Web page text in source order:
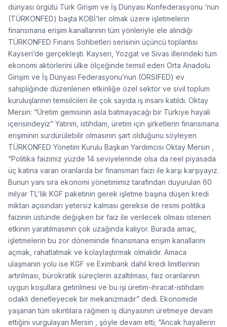
dünyası örgütü Türk Girişim ve İş Dünyası Konfederasyonu ’nun
(TÜRKONFED) başta KOBİ’ler olmak üzere işletmelerin
finansmana erişim kanallarının tüm yönleriyle ele alındığı
TÜRKONFED Finans Sohbetleri serisinin üçüncü toplantısı
Kayseri’de gerçekleşti. Kayseri, Yozgat ve Sivas illerindeki tüm
ekonomi aktörlerini ülke ölçeğinde temsil eden Orta Anadolu
Girişim ve İş Dünyası Federasyonu’nun (ORSİFED) ev
sahipliğinde düzenlenen etkinliğe özel sektör ve sivil toplum
kuruluşlarının temsilcileri ile çok sayıda iş insanı katıldı. Oktay
Mersin: “Üretim gemisinin asla batmayacağı bir Türkiye hayali
içerisindeyiz” Yatırım, istihdam, üretim için şirketlerin finansmana
erişiminin sürdürülebilir olmasının şart olduğunu söyleyen
TÜRKONFED Yönetim Kurulu Başkan Yardımcısı Oktay Mersin ,
“Politika faizimiz yüzde 14 seviyelerinde olsa da reel piyasada
üç katına varan oranlarda bir finansman faizi ile karşı karşıyayız.
Bunun yanı sıra ekonomi yönetimimiz tarafından duyurulan 60
milyar TL'lik KGF paketinin gerek işletme başına düşen kredi
miktarı açısından yetersiz kalması gerekse de resmi politika
faizinin üstünde değişken bir faiz ile verilecek olması istenen
etkinin yaratılmasının çok uzağında kalıyor. Burada amaç,
işletmelerin bu zor döneminde finansmana erişim kanallarını
açmak, rahatlatmak ve kolaylaştırmak olmalıdır. Amaca
ulaşmanın yolu ise KGF ve Eximbank dahil kredi limitlerinin
artırılması, bürokratik süreçlerin azaltılması, faiz oranlarının
uygun koşullara getirilmesi ve bu işi üretim-ihracat-istihdam
odaklı denetleyecek bir mekanizmadır” dedi. Ekonomide
yaşanan tüm sıkıntılara rağmen iş dünyasının üretmeye devam
ettiğini vurgulayan Mersin , şöyle devam etti; “Ancak hayallerin